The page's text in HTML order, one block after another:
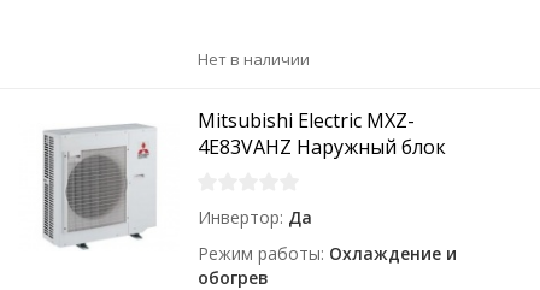
Нет в наличии
Mitsubishi Electric MXZ-
4E83VAHZ Наружный блок
Инвертор Да
Режим работы Охлаждение и
обогрев